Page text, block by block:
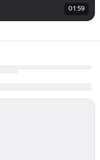
01:59